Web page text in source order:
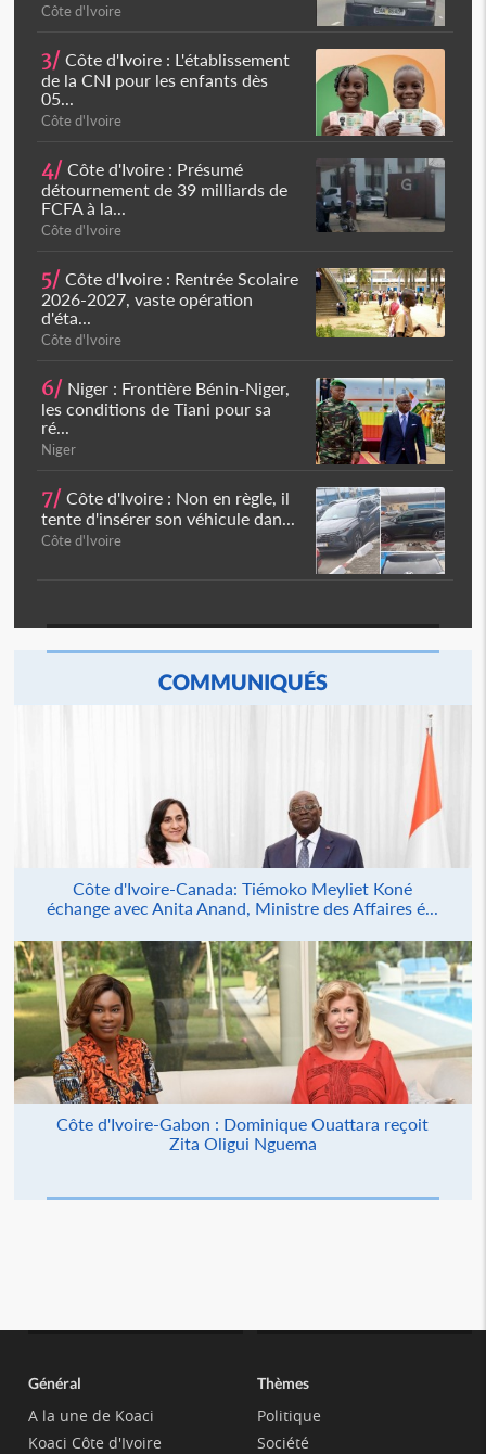
Côte d'Ivoire
3/ Côte d'Ivoire : L'établissement
de la CNI pour les enfants dès
05...
Côte d'Ivoire
4/ Côte d'Ivoire : Présumé
détournement de 39 milliards de
FCFA à la...
Côte d'Ivoire
5/ Côte d'Ivoire : Rentrée Scolaire
2026-2027, vaste opération
d'éta...
Côte d'Ivoire
6/ Niger : Frontière Bénin-Niger,
les conditions de Tiani pour sa
ré...
Niger
7/ Côte d'Ivoire : Non en règle, il
tente d'insérer son véhicule dan...
Côte d'Ivoire
COMMUNIQUÉS
Côte d'Ivoire-Canada: Tiémoko Meyliet Koné
échange avec Anita Anand, Ministre des Affaires é...
Côte d'Ivoire-Gabon : Dominique Ouattara reçoit
Zita Oligui Nguema
Général
A la une de Koaci
Koaci Côte d'Ivoire
Thèmes
Politique
Société